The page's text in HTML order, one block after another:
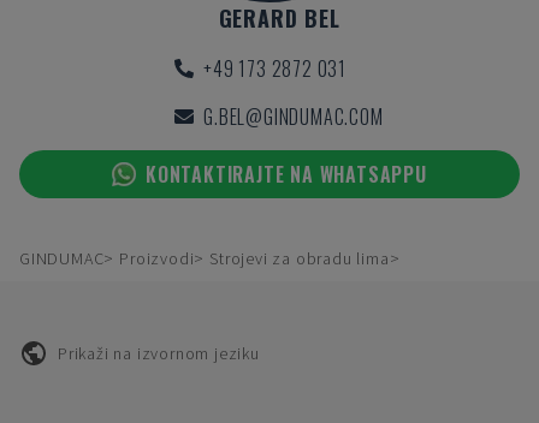
GERARD BEL
+49 173 2872 031
G.BEL@GINDUMAC.COM
KONTAKTIRAJTE NA WHATSAPPU
GINDUMAC Proizvodi Strojevi za obradu lima
Prikaži na izvornom jeziku